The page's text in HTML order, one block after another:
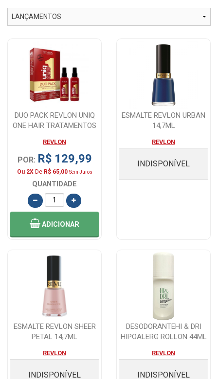
DUO PACK REVLON UNIQ
ONE HAIR TRATAMENTOS
REVLON
POR: R$ 129,99
Ou 2XDe R$ 65,00 Sem Juros
QUANTIDADE
ADICIONAR
ESMALTE REVLON URBAN
14,7ML
REVLON
INDISPONÍVEL
ESMALTE REVLON SHEER
PETAL 14,7ML
REVLON
INDISPONÍVEL
DESODORANTEHI & DRI
HIPOALERG ROLLON 44ML
REVLON
INDISPONÍVEL